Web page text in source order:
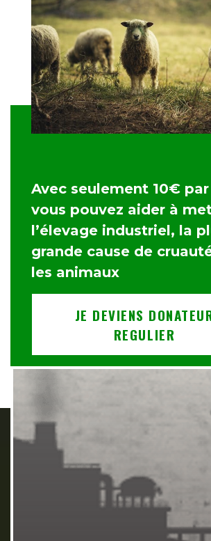
Avec seulement 10€
vous pouvez aider à
l’élevage industriel, la
grande cause de
les animaux
JE DEVIENS
REGULIER